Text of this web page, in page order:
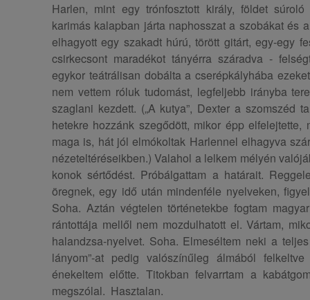
Harlen, mint egy trónfosztott király, földet
karimás kalapban járta naphosszat a szobákat és
elhagyott egy szakadt húrú, törött gitárt, egy-egy
csirkecsont maradékot tányérra száradva -
egykor teátrálisan dobálta a cserépkályhába
nem vettem róluk tudomást, legfeljebb irányba
szaglani kezdett. („A kutya”, Dexter a szomszéd
hetekre hozzánk szegődött, mikor épp elfelejtette,
maga is, hát jól elmókoltak Harlennel elhagyva
nézeteltéréseikben.) Valahol a lelkem mélyén
konok sértődést. Próbálgattam a határait.
öregnek, egy idő után mindenféle nyelveken,
Soha. Aztán végtelen történetekbe fogtam
rántottája mellől nem mozdulhatott el. Vártam,
halandzsa-nyelvet. Soha. Elmeséltem neki a
lányom”-at pedig valószínűleg álmából
énekeltem előtte. Titokban felvarrtam a
megszólal. Hasztalan.